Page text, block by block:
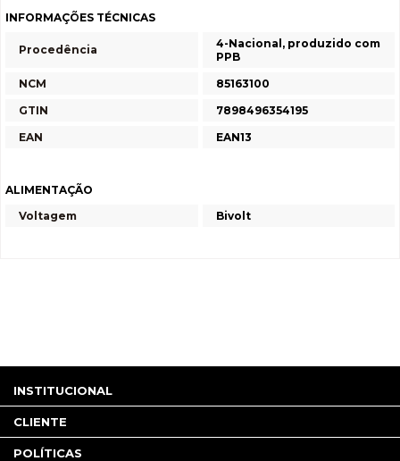
INFORMAÇÕES TÉCNICAS
Procedência
4-Nacional, produzido com
PPB
NCM
85163100
GTIN
7898496354195
EAN
EAN13
ALIMENTAÇÃO
Voltagem
Bivolt
INSTITUCIONAL
CLIENTE
POLÍTICAS